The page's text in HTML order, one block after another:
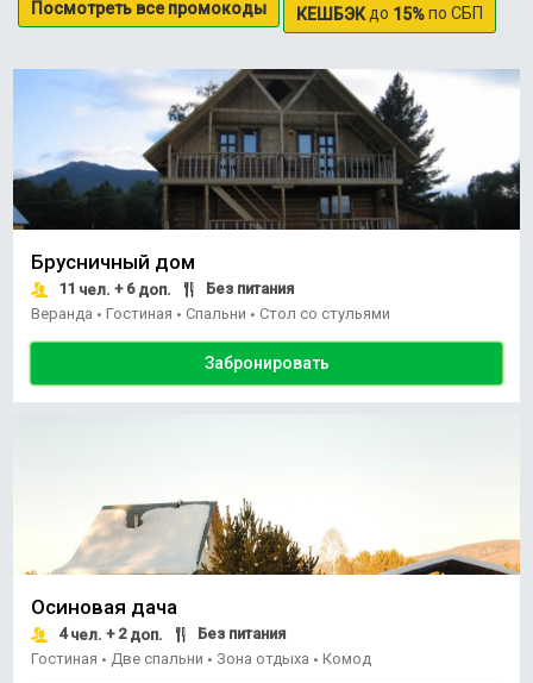
Посмотреть все промокоды КЕШБЭКдо 15%по СБП
Брусничный дом
11 чел. + 6доп.
Без питания
Веранда • Гостиная • Спальни • Стол со стульями
Забронировать
Осиновая дача
4чел. + 2доп.
Без питания
Гостиная • Две спальни • Зона отдыха • Комод